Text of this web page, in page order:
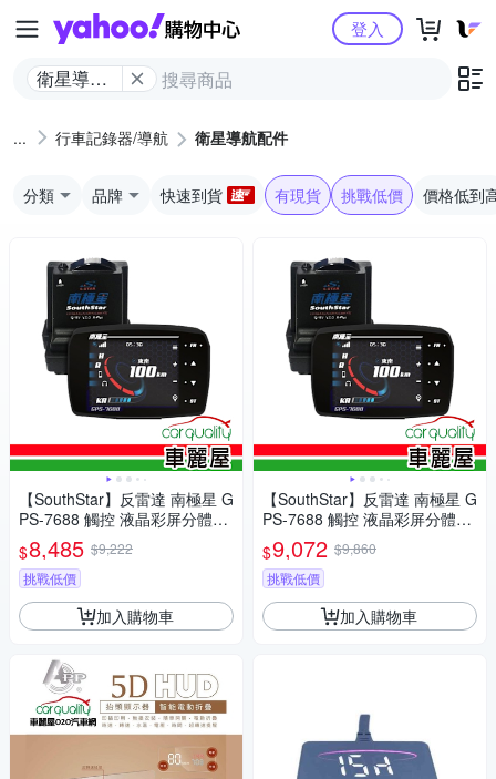
Yahoo購物中心
衛星導航
登入
行車記錄器/導航 衛星導航配件
分類 品牌 快速到貨 有現貨 挑戰低價 價格低到
【SouthStar】反雷達 南極星 G
PS-7688 觸控 液晶彩屏分體測
速器 安裝費另計(車麗屋)
$8,485 $9,222
挑戰低價
加入購物車
【SouthStar】反雷達 南極星 G
PS-7688 觸控 液晶彩屏分體測
速器 送安裝(車麗屋)
$9,072 $9,860
挑戰低價
加入購物車